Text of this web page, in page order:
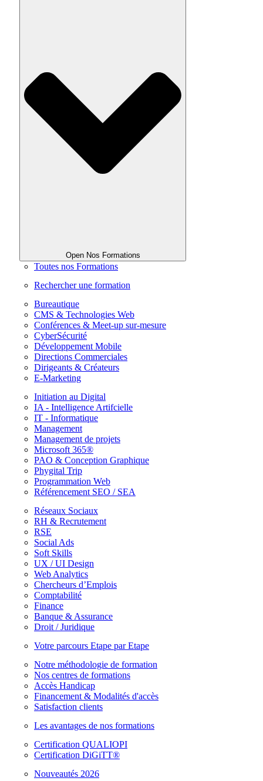
Open Nos Formations
Toutes nos Formations
Rechercher une formation
Bureautique
CMS & Technologies Web
Conférences & Meet-up sur-mesure
CyberSécurité
Développement Mobile
Directions Commerciales
Dirigeants & Créateurs
E-Marketing
Initiation au Digital
IA - Intelligence Artifcielle
IT - Informatique
Management
Management de projets
Microsoft 365®
PAO & Conception Graphique
Phygital Trip
Programmation Web
Référencement SEO / SEA
Réseaux Sociaux
RH & Recrutement
RSE
Social Ads
Soft Skills
UX / UI Design
Web Analytics
Chercheurs d’Emplois
Comptabilité
Finance
Banque & Assurance
Droit / Juridique
Votre parcours Etape par Etape
Notre méthodologie de formation
Nos centres de formations
Accès Handicap
Financement & Modalités d'accès
Satisfaction clients
Les avantages de nos formations
Certification QUALIOPI
Certification DiGiTT®
Nouveautés 2026